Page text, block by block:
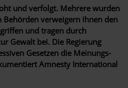
und verfolgt. Mehrere wurden
Behörden verweigern ihnen den
und tragen durch
Gewalt bei. Die Regierung
Gesetzen die Meinungs-
Amnesty International